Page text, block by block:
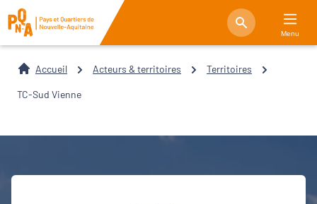
Menu
Accueil Acteurs & territoires Territoires
TC-Sud Vienne